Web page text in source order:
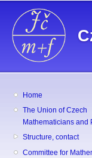
Home
The Union of Czech
Mathematicians and
Structure, contact
Committee for